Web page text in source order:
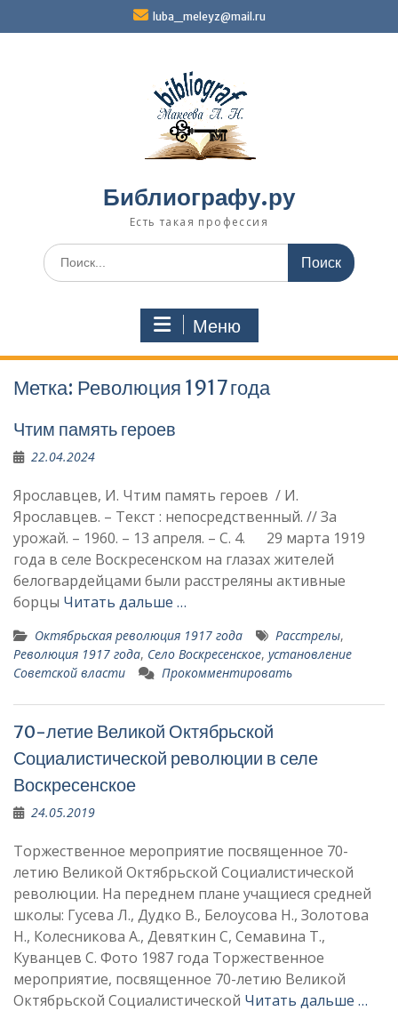
luba_meleyz@mail.ru
Библиографу.ру
Есть такая профессия
Поиск
по:
Меню
Метка: Революция 1917 года
Чтим память героев
22.04.2024
Ярославцев, И. Чтим память героев / И.
Ярославцев. – Текст : непосредственный. // За
урожай. – 1960. – 13 апреля. – С. 4. 29 марта 1919
года в селе Воскресенском на глазах жителей
белогвар­дейцами были расстреля­ны активные
борцы Читать дальше …
Октябрьская революция 1917 года Расстрелы,
Революция 1917 года, Село Воскресенское, установление
Советской власти
Прокомментировать
70-летие Великой Октябрьской
Социалистической революции в селе
Воскресенское
24.05.2019
Торжественное мероприятие посвященное 70-
летию Великой Октябрьской Социалистической
революции. На переднем плане учащиеся средней
школы: Гусева Л., Дудко В., Белоусова Н., Золотова
Н., Колесникова А., Девяткин С, Семавина Т.,
Куванцев С. Фото 1987 года Торжественное
мероприятие, посвященное 70-летию Великой
Октябрьской Социалистической Читать дальше …